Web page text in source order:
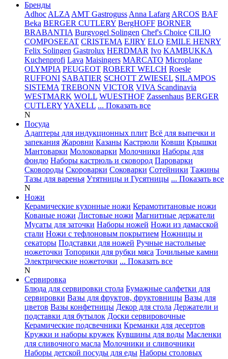
Бренды
Adhoc ALZA AMT Gastroguss Anna Lafarg ARCOS BAF
Beka BERGER CUTLERY BergHOFF BORNER
BRABANTIA Burgvogel Solingen Chef's Choice CILIO
COMPOSEEAT CRISTEMA EJIRY ELO EMILE HENRY
Felix Solingen Gastrolux HERDMAR Ivo KAMBUKKA
Kuchenprofi Lava Maisingers MARCATO Microplane
OLYMPIA PEUGEOT ROBERT WELCH Roesle
RUFFONI SABATIER SCHOTT ZWIESEL SILAMPOS
SISTEMA TREBONN VICTOR VIVA Scandinavia
WESTMARK WOLL WUESTHOF Zassenhaus BERGER
CUTLERYYAXELL ... Показать все
N
Посуда
Адаптеры для индукционных плит Всё для выпечки и
запекания Жаровни Казаны Кастрюли Ковши Крышки
Мантоварки Молоковарки Молочники Наборы для
фондю Наборы кастрюль и сковород Пароварки
Сковороды Скороварки Соковарки Сотейники Тажины
Тазы для варенья Утятницы и Гусятницы ... Показать все
N
Ножи
Керамические кухонные ножи Керамотитановые ножи
Кованые ножи Листовые ножи Магнитные держатели
Мусаты для заточки Наборы ножей Ножи из дамасской
стали Ножи с тефлоновым покрытием Ножницы и
секаторы Подставки для ножей Ручные настольные
ножеточки Топорики для рубки мяса Точильные камни
Электрические ножеточки ... Показать все
N
Сервировка
Блюда для сервировки стола Бумажные салфетки для
сервировки Вазы для фруктов, фруктовницы Вазы для
цветов Вазы конфетницы Декор для стола Держатели и
подставки для бутылок Доски сервировочные
Керамические подсвечники Креманки для десертов
Кружки и наборы кружек Кувшины для воды Масленки
для сливочного масла Молочники и сливочники
Наборы детской посуды для еды Наборы столовых